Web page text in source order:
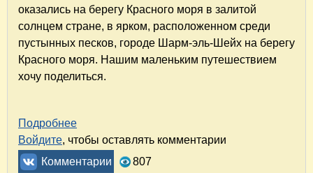
оказались на берегу Красного моря в залитой
солнцем стране, в ярком, расположенном среди
пустынных песков, городе Шарм-эль-Шейх на берегу
Красного моря. Нашим маленьким путешествием
хочу поделиться.
Подробнее
Войдите, чтобы оставлять комментарии
Комментарии
807